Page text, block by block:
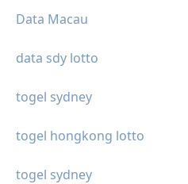
Data Macau
data sdy lotto
togel sydney
togel hongkong lotto
togel sydney